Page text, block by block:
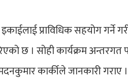
प्राविधिक सहयोग गर्ने
छ । सोही कार्यक्रम अन्तरगत
कार्कीले जानकारी गराए ।